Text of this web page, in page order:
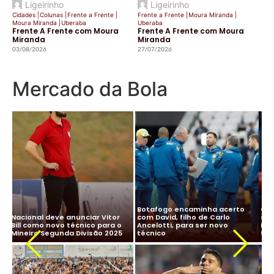
Ligeirinho
Cidades Colunas Frente a Frente
Moura Miranda
Uberaba
Frente A Frente com Moura
Miranda
03/08/2026
Ligeirinho
Frente a Frente Moura Miranda
Uberaba
Frente A Frente com Moura
Miranda
27/07/2026
Mercado da Bola
CBF desiste de Ancelotti:
salário milionário na Arábia e
impasse com Real Madrid
travam negociação
Ancelotti diz “sim” à Seleção
Brasileira e CBF finaliza
detalhes para oficializar
acordo